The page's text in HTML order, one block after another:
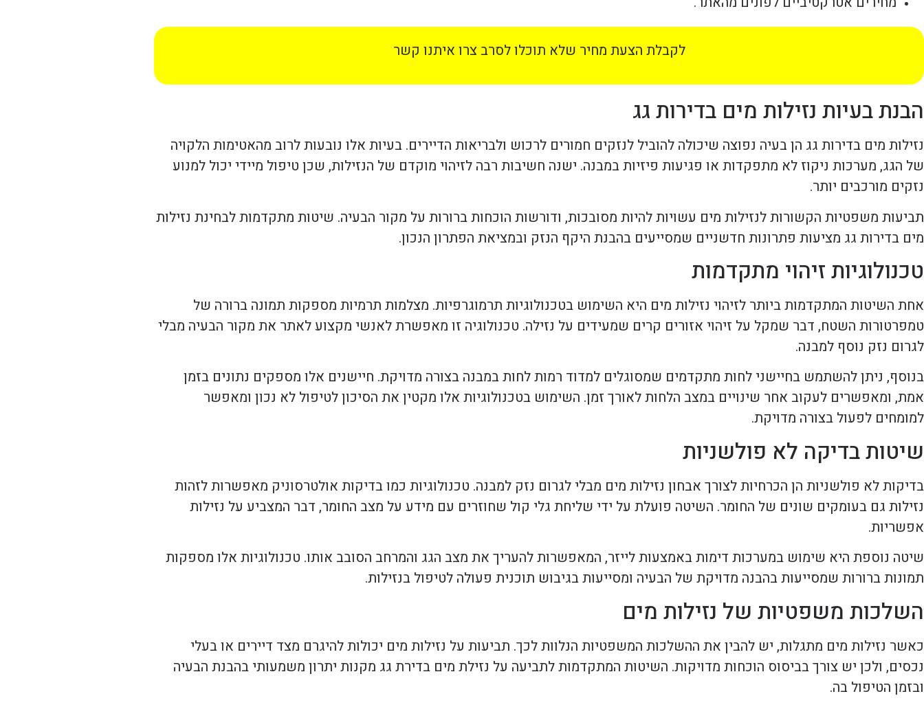
לקבלת הצעת מחיר שלא תוכלו לסרב צרו איתנו קשר
הבנת בעיות נזילות מים בדירות גג
נזילות מים בדירות גג הן בעיה נפוצה שיכולה להוביל לנזקים חמורים לרכוש ולבריאות הדיירים. בעיות אלו נובעות לרוב מהאטימות הלקויה
של הגג, מערכות ניקוז לא מתפקדות או פגיעות פיזיות במבנה. ישנה חשיבות רבה לזיהוי מוקדם של הנזילות, שכן טיפול מיידי יכול למנוע
נזקים מורכבים יותר.
תביעות משפטיות הקשורות לנזילות מים עשויות להיות מסובכות, ודורשות הוכחות ברורות על מקור הבעיה. שיטות מתקדמות לבחינת נזילות
מים בדירות גג מציעות פתרונות חדשניים שמסייעים בהבנת היקף הנזק ובמציאת הפתרון הנכון.
טכנולוגיות זיהוי מתקדמות
אחת השיטות המתקדמות ביותר לזיהוי נזילות מים היא השימוש בטכנולוגיות תרמוגרפיות. מצלמות תרמיות מספקות תמונה ברורה של
טמפרטורות השטח, דבר שמקל על זיהוי אזורים קרים שמעידים על נזילה. טכנולוגיה זו מאפשרת לאנשי מקצוע לאתר את מקור הבעיה מבלי
לגרום נזק נוסף למבנה.
בנוסף, ניתן להשתמש בחיישני לחות מתקדמים שמסוגלים למדוד רמות לחות במבנה בצורה מדויקת. חיישנים אלו מספקים נתונים בזמן
אמת, ומאפשרים לעקוב אחר שינויים במצב הלחות לאורך זמן. השימוש בטכנולוגיות אלו מקטין את הסיכון לטיפול לא נכון ומאפשר
למומחים לפעול בצורה מדויקת.
שיטות בדיקה לא פולשניות
בדיקות לא פולשניות הן הכרחיות לצורך אבחון נזילות מים מבלי לגרום נזק למבנה. טכנולוגיות כמו בדיקות אולטרסוניק מאפשרות לזהות
נזילות גם בעומקים שונים של החומר. השיטה פועלת על ידי שליחת גלי קול שחוזרים עם מידע על מצב החומר, דבר המצביע על נזילות
אפשריות.
שיטה נוספת היא שימוש במערכות דימות באמצעות לייזר, המאפשרות להעריך את מצב הגג והמרחב הסובב אותו. טכנולוגיות אלו מספקות
תמונות ברורות שמסייעות בהבנה מדויקת של הבעיה ומסייעות בגיבוש תוכנית פעולה לטיפול בנזילות.
השלכות משפטיות של נזילות מים
כאשר נזילות מים מתגלות, יש להבין את ההשלכות המשפטיות הנלוות לכך. תביעות על נזילות מים יכולות להיגרם מצד דיירים או בעלי
נכסים, ולכן יש צורך בביסוס הוכחות מדויקות. השיטות המתקדמות לתביעה על נזילת מים בדירת גג מקנות יתרון משמעותי בהבנת הבעיה
ובזמן הטיפול בה.